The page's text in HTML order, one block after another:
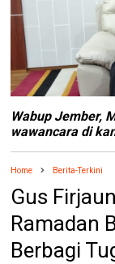
Wabup Jember,
wawancara di
Home Berita-Terkini
Gus
Ramadan
Berbagi